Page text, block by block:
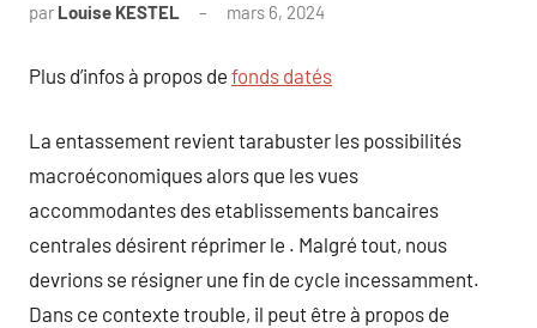
par Louise KESTEL mars 6, 2024
Plus d’infos à propos de fonds datés
La entassement revient tarabuster les possibilités
macroéconomiques alors que les vues
accommodantes des etablissements bancaires
centrales désirent réprimer le . Malgré tout, nous
devrions se résigner une fin de cycle incessamment.
Dans ce contexte trouble, il peut être à propos de